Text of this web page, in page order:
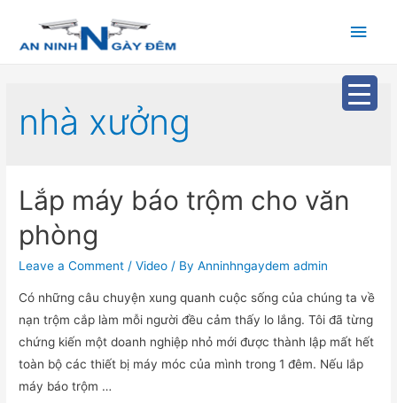
Main
nhà xưởng
Lắp máy báo trộm cho văn
phòng
Leave a Comment /Video / ByAnninhngaydem admin
Có những câu chuyện xung quanh cuộc sống của chúng ta về
nạn trộm cắp làm mỗi người đều cảm thấy lo lắng. Tôi đã từng
chứng kiến một doanh nghiệp nhỏ mới được thành lập mất hết
toàn bộ các thiết bị máy móc của mình trong 1 đêm. Nếu lắp
máy báo trộm …